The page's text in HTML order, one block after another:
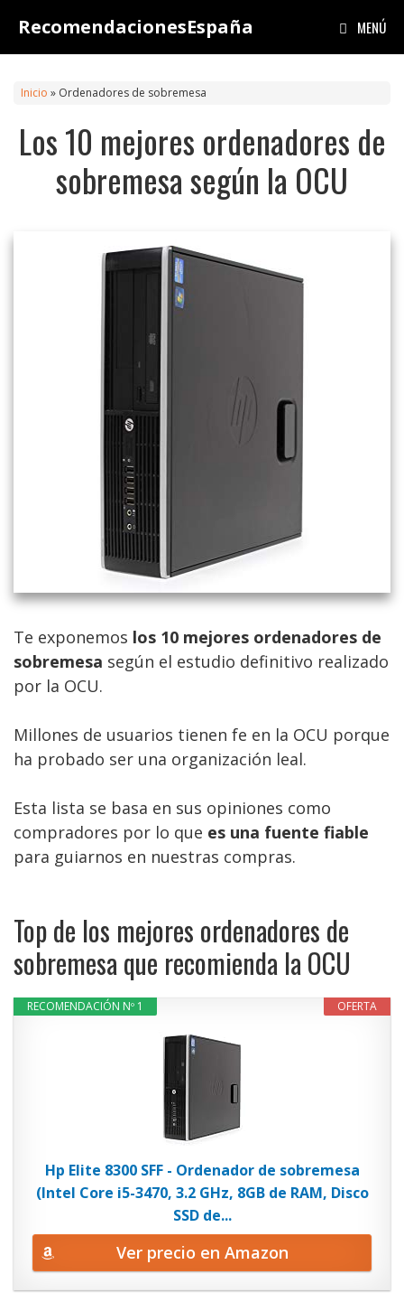
contenido
RecomendacionesEspaña MENÚ
Inicio » Ordenadores de sobremesa
Los 10 mejores ordenadores de
sobremesa según la OCU
Te exponemos los 10 mejores ordenadores de
sobremesa según el estudio definitivo realizado
por la OCU.
Millones de usuarios tienen fe en la OCU porque
ha probado ser una organización leal.
Esta lista se basa en sus opiniones como
compradores por lo que es una fuente fiable
para guiarnos en nuestras compras.
Top de los mejores ordenadores de
sobremesa que recomienda la OCU
OFERTA
RECOMENDACIÓN Nº 1
Hp Elite 8300 SFF - Ordenador de sobremesa
(Intel Core i5-3470, 3.2 GHz, 8GB de RAM, Disco
SSD de...
Ver precio en Amazon